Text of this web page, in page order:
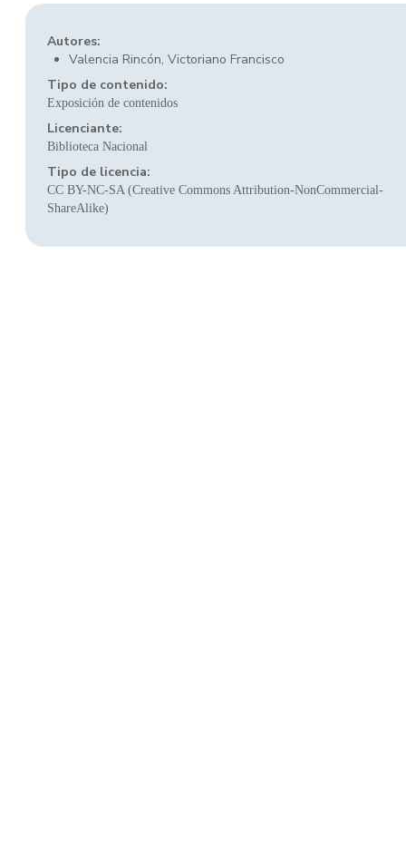
Autores:
Valencia Rincón, Victoriano Francisco
Tipo de contenido:
Exposición de contenidos
Licenciante:
Biblioteca Nacional
Tipo de licencia:
CC BY-NC-SA (Creative Commons Attribution-NonCommercial-
ShareAlike)